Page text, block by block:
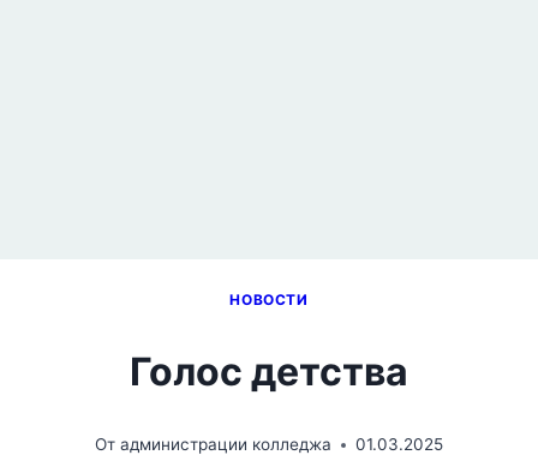
НОВОСТИ
Голос детства
От администрации колледжа 01.03.2025